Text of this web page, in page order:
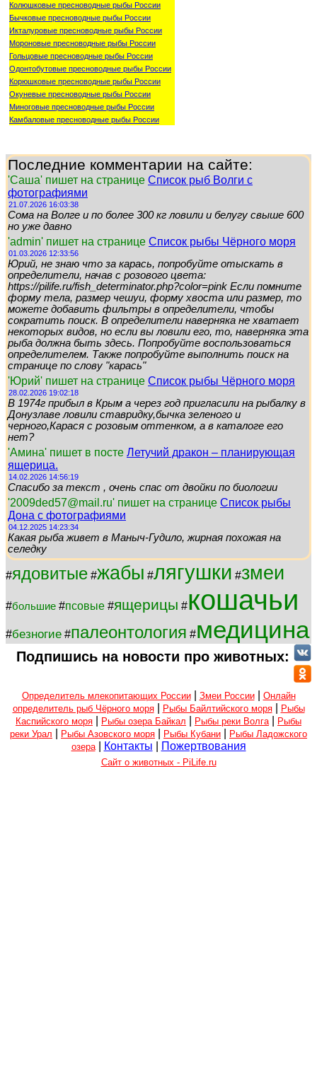
Колюшковые пресноводные рыбы России
Бычковые пресноводные рыбы России
Икталуровые пресноводные рыбы России
Мороновые пресноводные рыбы России
Гольцовые пресноводные рыбы России
Одонтобутовые пресноводные рыбы России
Корюшковые пресноводные рыбы России
Окуневые пресноводные рыбы России
Миноговые пресноводные рыбы России
Камбаловые пресноводные рыбы России
Последние комментарии на сайте:
'Саша' пишет на странице Список рыб Волги с
фотографиями
21.07.2026 16:03:38
Сома на Волге и по более 300 кг ловили и белугу свыше 600
но уже давно
'admin' пишет на странице Список рыбы Чёрного моря
01.03.2026 12:33:56
Юрий, не знаю что за карась, попробуйте отыскать в
определители, начав с розового цвета:
https://pilife.ru/fish_determinator.php?color=pink Если помните
форму тела, размер чешуи, форму хвоста или размер, то
можете добавить фильтры в определители, чтобы
сократить поиск. В определители наверняка не хватает
некоторых видов, но если вы ловили его, то, наверняка эта
рыба должна быть здесь. Попробуйте воспользоваться
определителем. Также попробуйте выполнить поиск на
странице по слову "карась"
'Юрий' пишет на странице Список рыбы Чёрного моря
28.02.2026 19:02:18
В 1974г прибыл в Крым а через год пригласили на рыбалку в
Донузлаве ловили ставридку,бычка зеленого и
черного,Карася с розовым оттенком, а в каталоге его
нет?
'Амина' пишет в посте Летучий дракон – планирующая
ящерица.
14.02.2026 14:56:19
Спасибо за текст , очень спас от двойки по биологии
'2009ded57@mail.ru' пишет на странице Список рыбы
Дона с фотографиями
04.12.2025 14:23:34
Какая рыба живет в Маныч-Гудило, жирная похожая на
селедку
#ядовитые #жабы #лягушки #змеи
#большие #псовые #ящерицы #кошачьи
#безногие #палеонтология #медицина
Подпишись на новости про животных:
Определитель млекопитающих России| Змеи России| Онлайн
определитель рыб Чёрного моря| Рыбы Байлтийского моря|
Рыбы
Каспийского моря
Рыбы озера Байкал Рыбы реки Волга
Рыбы
реки Урал
Рыбы Азовского моря Рыбы Кубани
Рыбы Ладожского
озера| Контакты Пожертвования
Сайт о животных - PiLife.ru